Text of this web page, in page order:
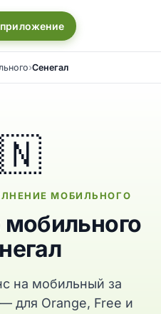
Сенегал
МОБИЛЬНОГО
на мобильный за
для Orange, Free и